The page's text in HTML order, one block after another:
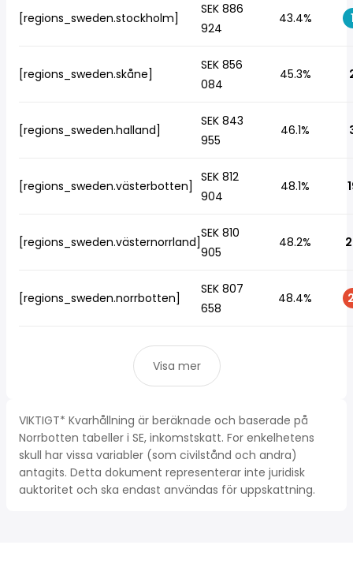
[regions_sweden.stockholm]
SEK 886
924
43.4%
[regions_sweden.skåne]
SEK 856
084
45.3%
[regions_sweden.halland]
SEK 843
955
46.1%
[regions_sweden.västerbotten]
SEK 812
904
48.1%
[regions_sweden.västernorrland]
SEK 810
905
48.2%
[regions_sweden.norrbotten]
SEK 807
658
48.4%
Visa mer
VIKTIGT* Kvarhållning är beräknade och baserade på
Norrbotten tabeller i SE, inkomstskatt. For enkelhetens
skull har vissa variabler (som civilstånd och andra)
antagits. Detta dokument representerar inte juridisk
auktoritet och ska endast användas för uppskattning.